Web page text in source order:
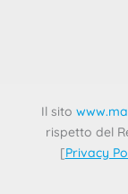
Il sito
rispetto del
[Privacy